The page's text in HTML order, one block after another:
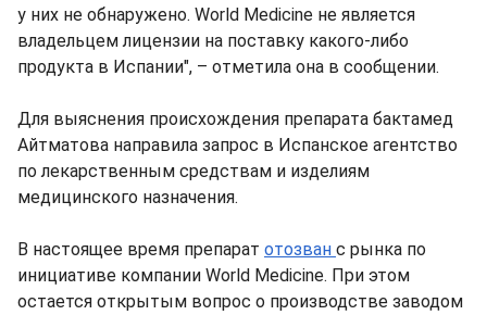
у них не обнаружено. World Medicine не является
владельцем лицензии на поставку какого-либо
продукта в Испании", – отметила она в сообщении.
Для выяснения происхождения препарата бактамед
Айтматова направила запрос в Испанское агентство
по лекарственным средствам и изделиям
медицинского назначения.
В настоящее время препарат отозван с рынка по
инициативе компании World Medicine. При этом
остается открытым вопрос о производстве заводом